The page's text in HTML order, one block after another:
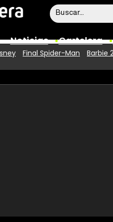
Noticias Cartelera
Taquilla
Final Spider-Man Barbie